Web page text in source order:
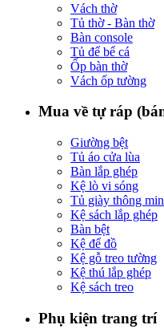
Vách thờ
Tủ thờ - Bàn thờ
Bàn console
Tủ để bể cá
Ốp bàn thờ
Vách ốp tường
Mua về tự ráp
Giường bệt
Tủ áo cửa lùa
Bàn lắp ghép
Kệ lò vi sóng
Tủ giày thông
Kệ sách lắp ghép
Bàn bệt
Kệ để đồ
Kệ gỗ treo tường
Kệ thú lắp ghép
Kệ sách treo
Phụ kiện trang trí